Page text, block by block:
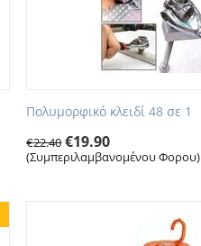
Πολυμορφικό κλειδί 48 σε 1
€22.40 €19.90
(Συμπεριλαμβανομένου Φορου)